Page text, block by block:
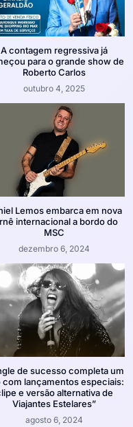
A contagem regressiva já
para o grande show de
Roberto Carlos
outubro 4, 2025
Lemos embarca em nova
internacional a bordo do
MSC
dezembro 6, 2024
de sucesso completa um
com lançamentos especiais:
e versão alternativa de
Viajantes Estelares”
agosto 6, 2024